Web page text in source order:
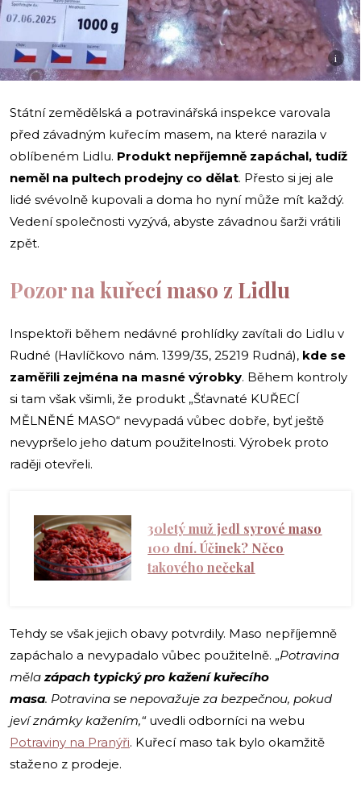
i
Státní zemědělská a potravinářská inspekce varovala
před závadným kuřecím masem, na které narazila v
oblíbeném Lidlu. Produkt nepříjemně zapáchal, tudíž
neměl na pultech prodejny co dělat. Přesto si jej ale
lidé svévolně kupovali a doma ho nyní může mít každý.
Vedení společnosti vyzývá, abyste závadnou šarži vrátili
zpět.
Pozor na kuřecí maso z Lidlu
Inspektoři během nedávné prohlídky zavítali do Lidlu v
Rudné (Havlíčkovo nám. 1399/35, 25219 Rudná), kde se
zaměřili zejména na masné výrobky. Během kontroly
si tam však všimli, že produkt „Šťavnaté KUŘECÍ
MĚLNĚNÉ MASO“ nevypadá vůbec dobře, byť ještě
nevypršelo jeho datum použitelnosti. Výrobek proto
raději otevřeli.
30letý muž jedl syrové maso
100 dní. Účinek? Něco
takového nečekal
Tehdy se však jejich obavy potvrdily. Maso nepříjemně
zapáchalo a nevypadalo vůbec použitelně. „Potravina
mělazápach typický pro kažení kuřecího
masa. Potravina se nepovažuje za bezpečnou, pokud
jeví známky kažením,“ uvedli odborníci na webu
Potraviny na Pranýři. Kuřecí maso tak bylo okamžitě
staženo z prodeje.